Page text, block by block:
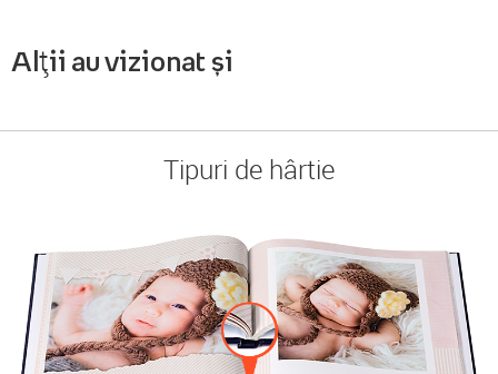
Alții au vizionat și
Tipuri de hârtie